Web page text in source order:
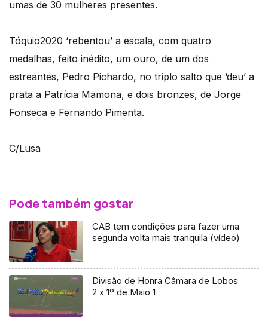
umas de 30 mulheres presentes.
Tóquio2020 ‘rebentou’ a escala, com quatro
medalhas, feito inédito, um ouro, de um dos
estreantes, Pedro Pichardo, no triplo salto que ‘deu’ a
prata a Patrícia Mamona, e dois bronzes, de Jorge
Fonseca e Fernando Pimenta.
C/Lusa
Pode também gostar
CAB tem condições para fazer uma
segunda volta mais tranquila (vídeo)
Divisão de Honra Câmara de Lobos
2 x 1º de Maio 1